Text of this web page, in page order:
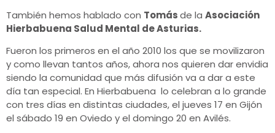
También hemos hablado con Tomásde la Asociación
Hierbabuena Salud Mental de Asturias.
Fueron los primeros en el año 2010 los que se movilizaron
y como llevan tantos años, ahora nos quieren dar envidia
siendo la comunidad que más difusión va a dar a este
día tan especial. En Hierbabuena lo celebran a lo grande
con tres días en distintas ciudades, el jueves 17 en Gijón
el sábado 19 en Oviedo y el domingo 20 en Avilés.